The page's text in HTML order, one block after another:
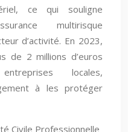
ce qui souligne
multirisque
d’activité. En 2023,
de 2 millions d’euros
locales,
à les protéger
Civile Professionnelle